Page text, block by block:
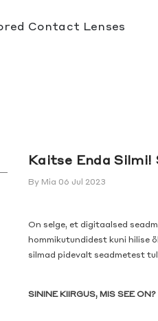
Contact Lenses
Kaitse Enda
By Mia 06 Jul 2023
On selge, et digitaalsed
hommikutundidest kuni hilise
silmad pidevalt seadmetest
SININE KIIRGUS, MIS SEE ON?